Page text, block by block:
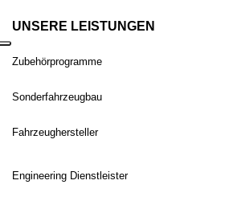
UNSERE LEISTUNGEN
Zubehörprogramme
Sonderfahrzeugbau
Fahrzeughersteller
Engineering Dienstleister